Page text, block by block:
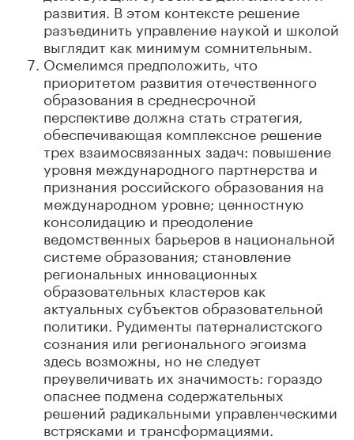
развития. В этом контексте решение
разъединить управление наукой и школой
выглядит как минимум сомнительным.
Осмелимся предположить, что
приоритетом развития отечественного
образования в среднесрочной
перспективе должна стать стратегия,
обеспечивающая комплексное решение
трех взаимосвязанных задач: повышение
уровня международного партнерства и
признания российского образования на
международном уровне; ценностную
консолидацию и преодоление
ведомственных барьеров в национальной
системе образования; становление
региональных инновационных
образовательных кластеров как
актуальных субъектов образовательной
политики. Рудименты патерналистского
сознания или регионального эгоизма
здесь возможны, но не следует
преувеличивать их значимость: гораздо
опаснее подмена содержательных
решений радикальными управленческими
встрясками и трансформациями.